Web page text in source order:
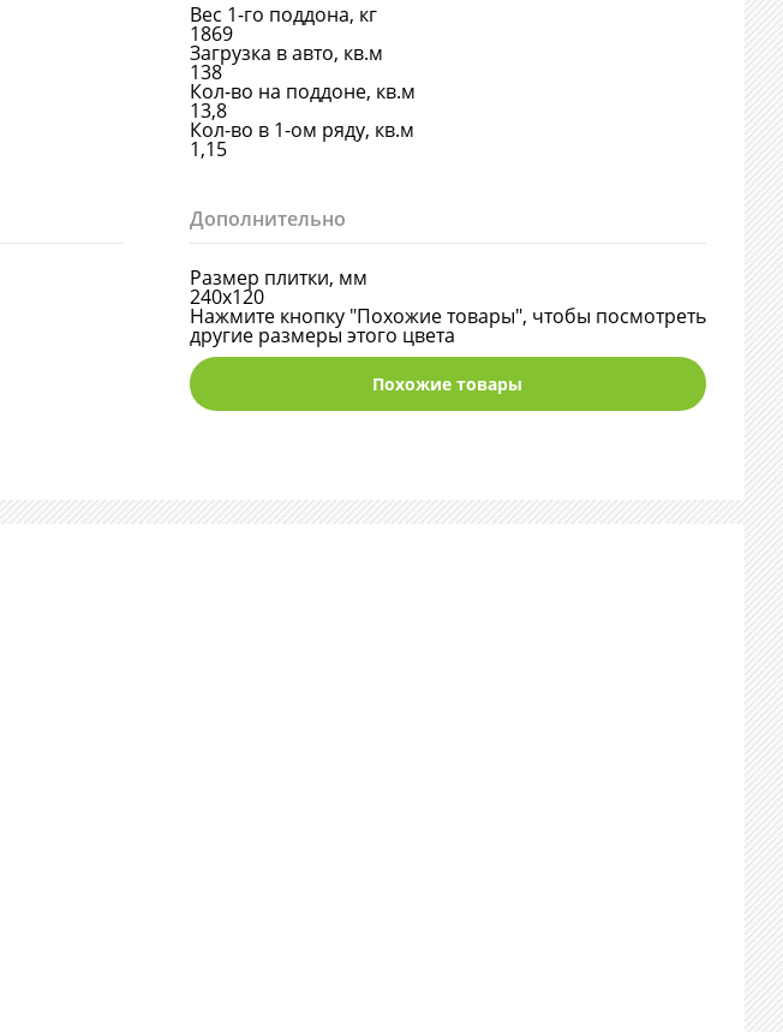
Вес 1-го поддона, кг
1869
Загрузка в авто, кв.м
138
Кол-во на поддоне, кв.м
13,8
Кол-во в 1-ом ряду, кв.м
1,15
Дополнительно
Размер плитки, мм
240х120
Нажмите кнопку "Похожие товары", чтобы посмотреть
другие размеры этого цвета
Похожие товары